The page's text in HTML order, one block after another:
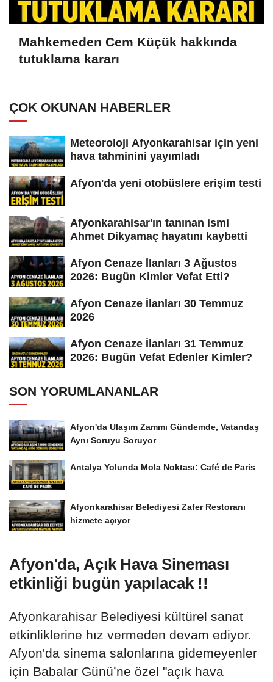
Mahkemeden Cem Küçük hakkında
tutuklama kararı
ÇOK OKUNAN HABERLER
Meteoroloji Afyonkarahisar için yeni
hava tahminini yayımladı
Afyon'da yeni otobüslere erişim testi
Afyonkarahisar'ın tanınan ismi
Ahmet Dikyamaç hayatını kaybetti
Afyon Cenaze İlanları 3 Ağustos
2026: Bugün Kimler Vefat Etti?
Afyon Cenaze İlanları 30 Temmuz
2026
Afyon Cenaze İlanları 31 Temmuz
2026: Bugün Vefat Edenler Kimler?
SON YORUMLANANLAR
Afyon'da Ulaşım Zammı Gündemde, Vatandaş
Aynı Soruyu Soruyor
Antalya Yolunda Mola Noktası: Café de Paris
Afyonkarahisar Belediyesi Zafer Restoranı
hizmete açıyor
Afyon'da, Açık Hava Sineması
etkinliği bugün yapılacak !!
Afyonkarahisar Belediyesi kültürel sanat
etkinliklerine hız vermeden devam ediyor.
Afyon'da sinema salonlarına gidemeyenler
için Babalar Günü’ne özel "açık hava